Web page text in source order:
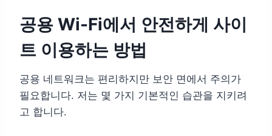
공용 Wi-Fi에서 안전하게 사이
트 이용하는 방법
공용 네트워크는 편리하지만 보안 면에서 주의가
필요합니다. 저는 몇 가지 기본적인 습관을 지키려
고 합니다.